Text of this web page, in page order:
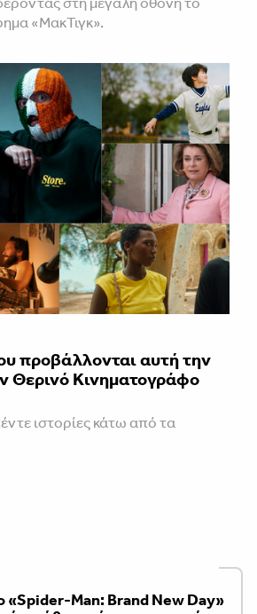
«ΜακΤιγκ».
προβάλλονται αυτή την
Θερινό Κινηματογράφο
ιστορίες κάτω από τα
«Spider-Man: Brand New Day»